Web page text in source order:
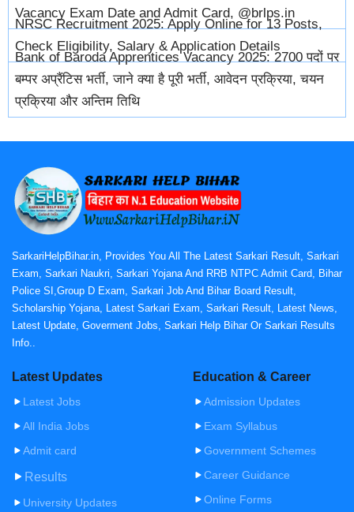
Vacancy Exam Date and Admit Card, @brlps.in
NRSC Recruitment 2025: Apply Online for 13 Posts,
Check Eligibility, Salary & Application Details
Bank of Baroda Apprentices Vacancy 2025: 2700 पदों पर
बम्पर अप्रैंटिस भर्ती, जाने क्या है पूरी भर्ती, आवेदन प्रक्रिया, चयन
प्रक्रिया और अन्तिम तिथि
SarkariHelpBihar.in, Provides You All The Latest Sarkari Result, Sarkari
Exam, Sarkari Naukri, Sarkari Yojana And RRB NTPC Admit Card, Bihar
Police SI,Group D Exam, Sarkari Job And Bihar Board Result,
Scholarship Yojana, Latest Sarkari Exam, Sarkari Result, Latest News,
Latest Update, Goverment Jobs, Sarkari Help Bihar Or Sarkari Results
Info..
Latest Updates
Latest Jobs
All India Jobs
Admit card
Results
University Updates
Education & Career
Admission Updates
Exam Syllabus
Government Schemes
Career Guidance
Online Forms